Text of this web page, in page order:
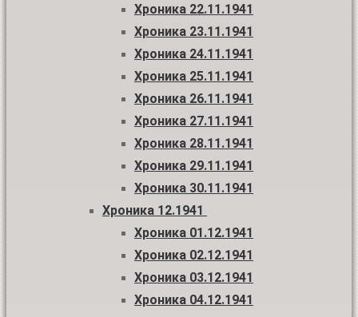
Хроника 22.11.1941
Хроника 23.11.1941
Хроника 24.11.1941
Хроника 25.11.1941
Хроника 26.11.1941
Хроника 27.11.1941
Хроника 28.11.1941
Хроника 29.11.1941
Хроника 30.11.1941
Хроника 12.1941
Хроника 01.12.1941
Хроника 02.12.1941
Хроника 03.12.1941
Хроника 04.12.1941